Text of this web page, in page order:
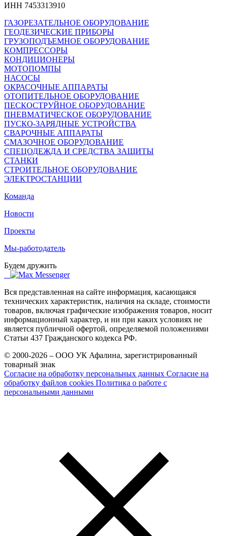
ИНН 7453313910
ГАЗОРЕЗАТЕЛЬНОЕ ОБОРУДОВАНИЕ
ГЕОДЕЗИЧЕСКИЕ ПРИБОРЫ
ГРУЗОПОДЪЕМНОЕ ОБОРУДОВАНИЕ
КОМПРЕССОРЫ
КОНДИЦИОНЕРЫ
МОТОПОМПЫ
НАСОСЫ
ОКРАСОЧНЫЕ АППАРАТЫ
ОТОПИТЕЛЬНОЕ ОБОРУДОВАНИЕ
ПЕСКОСТРУЙНОЕ ОБОРУДОВАНИЕ
ПНЕВМАТИЧЕСКОЕ ОБОРУДОВАНИЕ
ПУСКО-ЗАРЯДНЫЕ УСТРОЙСТВА
СВАРОЧНЫЕ АППАРАТЫ
СМАЗОЧНОЕ ОБОРУДОВАНИЕ
СПЕЦОДЕЖДА И СРЕДСТВА ЗАЩИТЫ
СТАНКИ
СТРОИТЕЛЬНОЕ ОБОРУДОВАНИЕ
ЭЛЕКТРОСТАНЦИИ
Команда
Новости
Проекты
Мы-работодатель
Будем дружить
Вся представленная на сайте информация, касающаяся
технических характеристик, наличия на складе, стоимости
товаров, включая графические изображения товаров, носит
информационный характер, и ни при каких условиях не
является публичной офертой, определяемой положениями
Статьи 437 Гражданского кодекса РФ.
© 2000-2026 – ООО УК Афалина, зарегистрированный
товарный знак
Согласие на обработку персональных данных Согласие на
обработку файлов cookies Политика о работе с
персональными данными